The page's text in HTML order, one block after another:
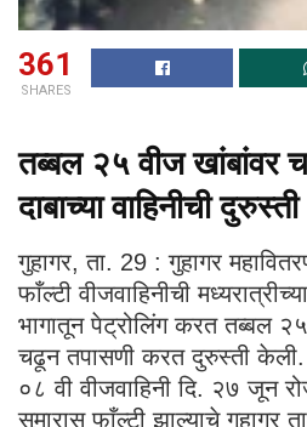
361
SHARES
तब्बल २५ वीज खांबांवर
दाबाच्या वाहिनीची दुरुस्ती
गुहागर, ता. 29 : गुहागर
फाँल्टी वीजवाहिनीची
भागातून पेट्रोलिंग करत तब्बल २५
चढून तपासणी करत दुरुस्ती
०८ वी वीजवाहिनी दि. २७ जून
सुमारास फाँल्टी झाल्याचे गुहागर